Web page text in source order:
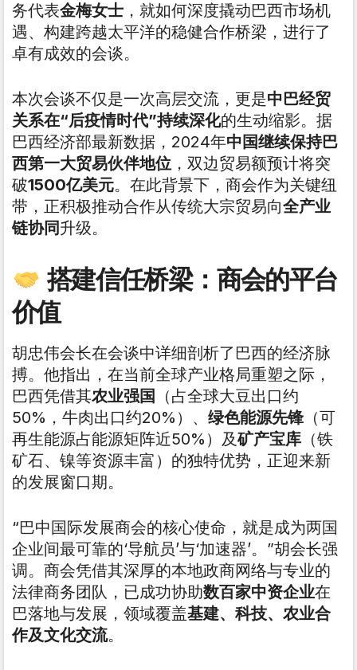
务代表金梅女士 ，就如何深度撬动巴西市场机
遇、构建跨越太平洋的稳健合作桥梁，进行了
卓有成效的会谈。
本次会谈不仅是一次高层交流，更是中巴经贸
关系在“后疫情时代”持续深化的生动缩影。据
巴西经济部最新数据，2024年中国继续保持巴
西第一大贸易伙伴地位 ，双边贸易额预计将突
破1500亿美元。在此背景下，商会作为关键纽
带，正积极推动合作从传统大宗贸易向全产业
链协同升级。
搭建信任桥梁：商会的平台
价值
胡忠伟会长在会谈中详细剖析了巴西的经济脉
搏。他指出，在当前全球产业格局重塑之际，
巴西凭借其农业强国
（占全球大豆出口约
50%，牛肉出口约20%）、 绿色能源先锋 （可
再生能源占能源矩阵近50%）及矿产宝库 （铁
矿石、镍等资源丰富）的独特优势，正迎来新
的发展窗口期。
“巴中国际发展商会的核心使命，就是成为两国
企业间最可靠的‘导航员’与‘加速器’。”胡会长强
调。商会凭借其深厚的本地政商网络与专业的
法律商务团队，已成功协助数百家中资企业在
巴落地与发展，领域覆盖基建、科技、农业合
作及文化交流。